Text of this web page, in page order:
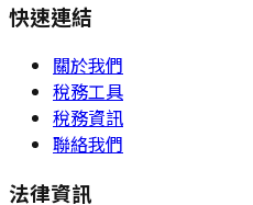
快速連結
關於我們
稅務工具
稅務資訊
聯絡我們
法律資訊